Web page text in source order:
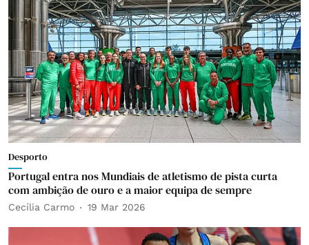
Desporto
Portugal entra nos Mundiais de atletismo de pista curta
com ambição de ouro e a maior equipa de sempre
Cecília Carmo 19 Mar 2026